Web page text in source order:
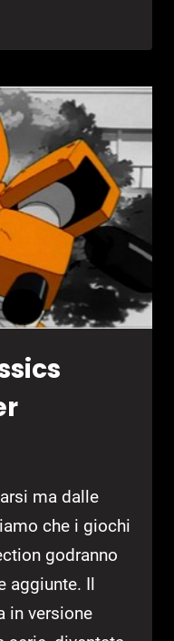
ma dalle
che i giochi
godranno
aggiunte. Il
in versione